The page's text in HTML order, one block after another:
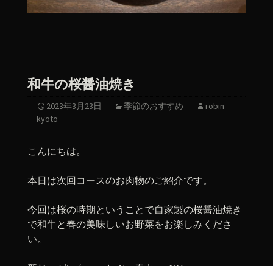
和牛の桜醤油焼き
2023年3月23日 季節のおすすめ
robin-
kyoto
こんにちは。
本日は次回コースのお肉物のご紹介です。
今回は桜の時期ということで自家製の桜醤油焼き
で和牛と春の美味しいお野菜をお楽しみくださ
い。